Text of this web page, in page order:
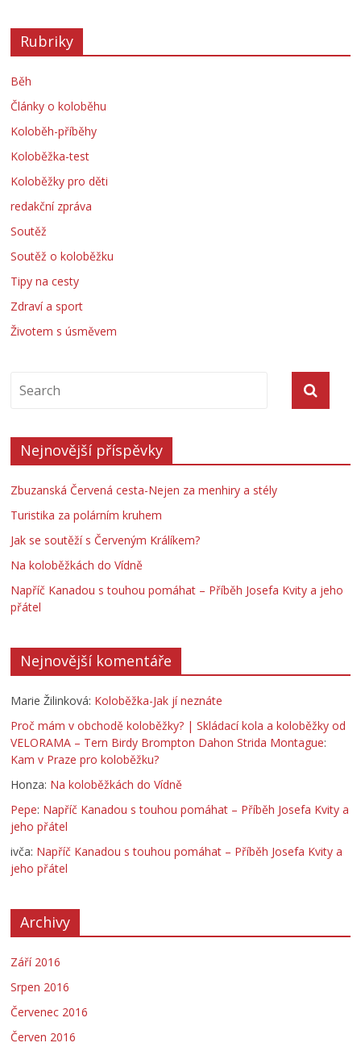
Rubriky
Běh
Články o koloběhu
Koloběh-příběhy
Koloběžka-test
Koloběžky pro děti
redakční zpráva
Soutěž
Soutěž o koloběžku
Tipy na cesty
Zdraví a sport
Životem s úsměvem
Nejnovější příspěvky
Zbuzanská Červená cesta-Nejen za menhiry a stély
Turistika za polárním kruhem
Jak se soutěží s Červeným Králíkem?
Na koloběžkách do Vídně
Napříč Kanadou s touhou pomáhat – Příběh Josefa Kvity a jeho
přátel
Nejnovější komentáře
Marie Žilinková: Koloběžka-Jak jí neznáte
Proč mám v obchodě koloběžky? | Skládací kola a koloběžky od
VELORAMA – Tern Birdy Brompton Dahon Strida Montague:
Kam v Praze pro koloběžku?
Honza: Na koloběžkách do Vídně
Pepe: Napříč Kanadou s touhou pomáhat – Příběh Josefa Kvity a
jeho přátel
ivča: Napříč Kanadou s touhou pomáhat – Příběh Josefa Kvity a
jeho přátel
Archivy
Září 2016
Srpen 2016
Červenec 2016
Červen 2016